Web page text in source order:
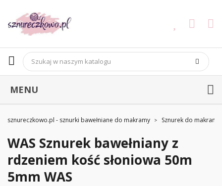
MENU
sznureczkowo.pl - sznurki bawełniane do makramy Sznurek do makramy
WAS Sznurek bawełniany z
rdzeniem kość słoniowa 50m
5mm WAS